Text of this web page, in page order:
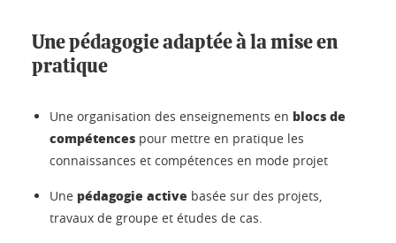
Une pédagogie adaptée à la mise en
pratique
Une organisation des enseignements en blocs de
compétences pour mettre en pratique les
connaissances et compétences en mode projet
Une pédagogie active basée sur des projets,
travaux de groupe et études de cas.